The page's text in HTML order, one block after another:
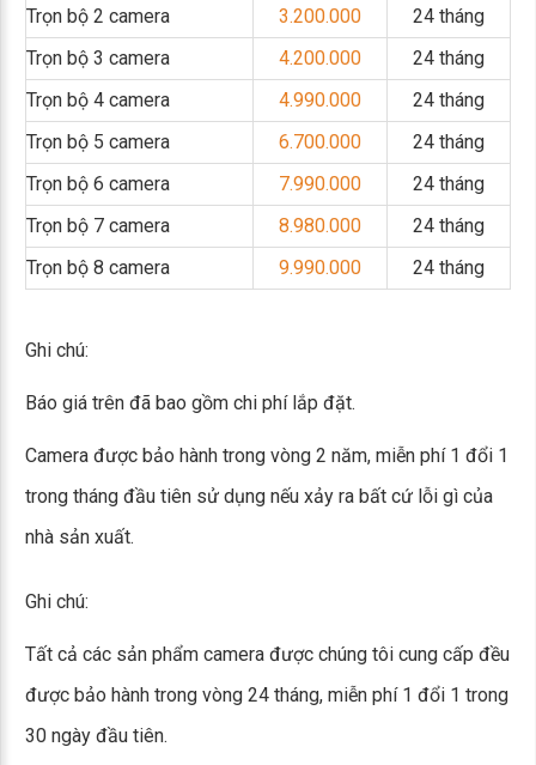
Trọn bộ 2 camera 3.200.000
24 tháng
Trọn bộ 3 camera
4.200.000
24 tháng
Trọn bộ 4 camera
4.990.000
24 tháng
Trọn bộ 5 camera
6.700.000
24 tháng
Trọn bộ 6 camera
7.990.000
24 tháng
Trọn bộ 7 camera
8.980.000
24 tháng
Trọn bộ 8 camera
9.990.000 24 tháng
Ghi chú:
Báo giá trên đã bao gồm chi phí lắp đặt.
Camera được bảo hành trong vòng 2 năm, miễn phí 1 đổi 1
trong tháng đầu tiên sử dụng nếu xảy ra bất cứ lỗi gì của
nhà sản xuất.
Ghi chú:
Tất cả các sản phẩm camera được chúng tôi cung cấp đều
được bảo hành trong vòng 24 tháng, miễn phí 1 đổi 1 trong
30 ngày đầu tiên.